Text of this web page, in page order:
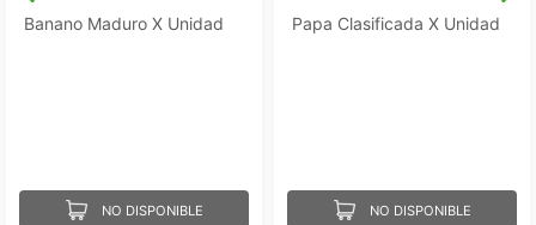
Banano Maduro X Unidad
NO DISPONIBLE
Papa Clasificada X Unidad
NO DISPONIBLE